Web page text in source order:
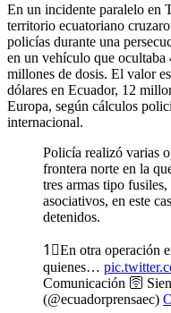
En un incidente paralelo en
territorio ecuatoriano
policías durante una
en un vehículo que
millones de dosis. El valor
dólares en Ecuador, 12
Europa, según cálculos
internacional.
Policía realizó varias
frontera norte en la
tres armas tipo
asociativos, en este
detenidos.
1⃣En otra operación
quienes…
Comunicación 🛜
(@ecuadorprensaec)